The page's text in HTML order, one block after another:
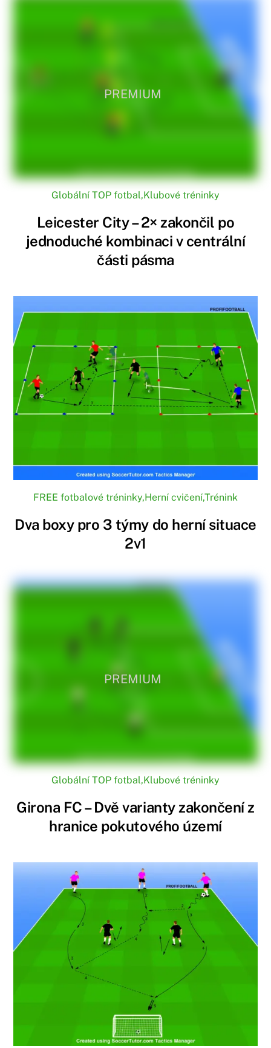
PREMIUM
Globální TOP fotbal,Klubové tréninky
Leicester City – 2× zakončil po
jednoduché kombinaci v centrální
části pásma
FREE fotbalové tréninky,Herní cvičení,Trénink
Dva boxy pro 3 týmy do herní situace
2v1
PREMIUM
Globální TOP fotbal,Klubové tréninky
Girona FC – Dvě varianty zakončení z
hranice pokutového území